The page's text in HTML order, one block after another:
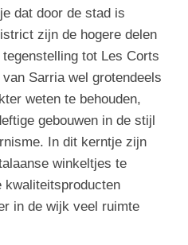
dat door de stad is
zijn de hogere delen
tot Les Corts
Sarria wel grotendeels
weten te behouden,
gebouwen in de stijl
In dit kerntje zijn
winkeltjes te
kwaliteitsproducten
in de wijk veel ruimte